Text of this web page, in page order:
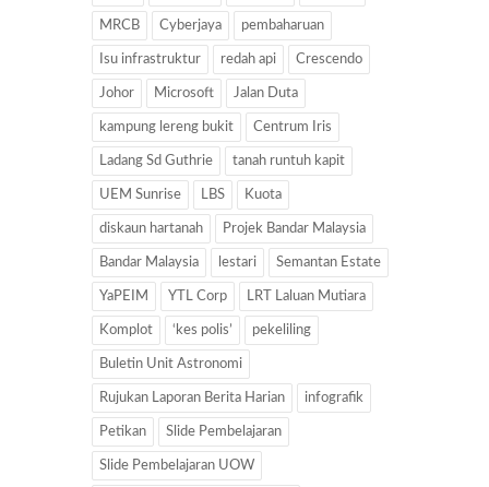
MRCB Cyberjaya pembaharuan
Isu infrastruktur redah api Crescendo
Johor Microsoft Jalan Duta
kampung lereng bukit Centrum Iris
Ladang Sd Guthrie tanah runtuh kapit
UEM Sunrise LBS Kuota
diskaun hartanah Projek Bandar Malaysia
Bandar Malaysia lestari Semantan Estate
YaPEIM YTL Corp LRT Laluan Mutiara
Komplot ‘kes polis’ pekeliling
Buletin Unit Astronomi
Rujukan Laporan Berita Harian infografik
Petikan Slide Pembelajaran
Slide Pembelajaran UOW